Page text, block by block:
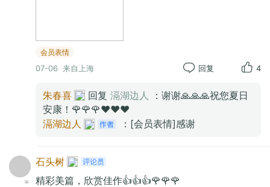
会员表情
07-06 来自上海 回复 4
朱春喜 回复 滆湖边人
：谢谢🙏🙏🙏祝您夏日
安康！🌹🌹🌹❤️❤️❤️
滆湖边人
：[会员表情]感谢
石头树
精彩美篇，欣赏佳作👍👍👍🌹🌹🌹